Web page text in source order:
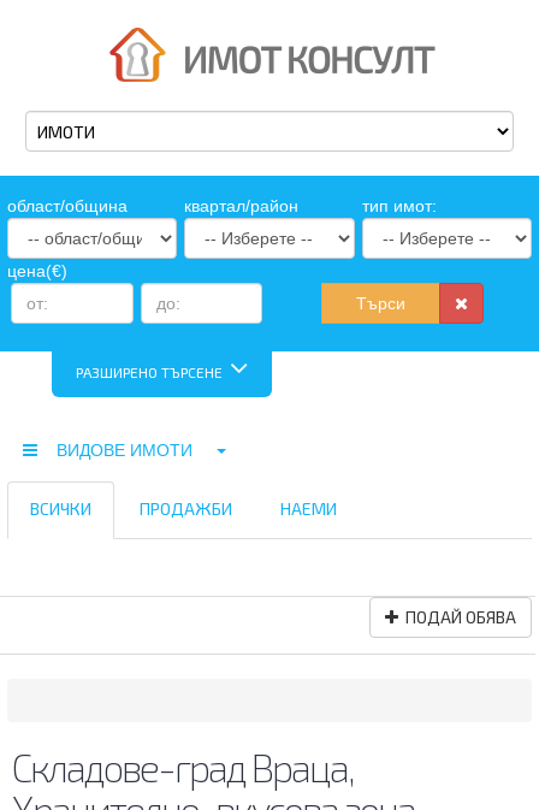
oбласт/община квартал/район тип имот:
цена(€)
Търси
РАЗШИРЕНО ТЪРСЕНЕ
ВИДОВЕ ИМОТИ
ВСИЧКИ ПРОДАЖБИ НАЕМИ
ПОДАЙ ОБЯВА
Складове-град Враца,